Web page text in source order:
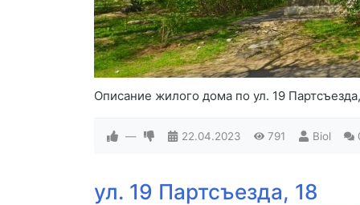
Описание жилого дома по ул. 19
— 22.04.2023 791 Biol
ул. 19 Партсъезда, 18